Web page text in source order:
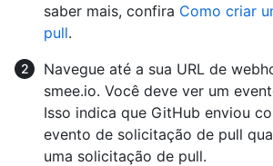
saber mais, confira Como criar
pull.
Navegue até a sua URL de
smee.io. Você deve ver um
Isso indica que GitHub enviou
evento de solicitação de pull
uma solicitação de pull.